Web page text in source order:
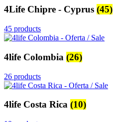
4Life Chipre - Cyprus (45)
45 products
4life Colombia (26)
26 products
4life Costa Rica (10)